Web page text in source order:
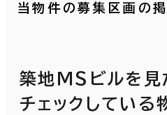
当物件の募集区画の掲
築地ＭＳビルを
チェックしている